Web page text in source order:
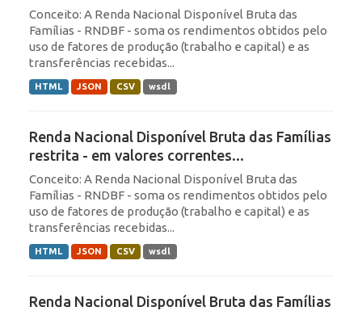
Conceito: A Renda Nacional Disponível Bruta das
Famílias - RNDBF - soma os rendimentos obtidos pelo
uso de fatores de produção (trabalho e capital) e as
transferências recebidas...
HTML JSON CSV wsdl
Renda Nacional Disponível Bruta das Famílias
restrita - em valores correntes...
Conceito: A Renda Nacional Disponível Bruta das
Famílias - RNDBF - soma os rendimentos obtidos pelo
uso de fatores de produção (trabalho e capital) e as
transferências recebidas...
HTML JSON CSV wsdl
Renda Nacional Disponível Bruta das Famílias